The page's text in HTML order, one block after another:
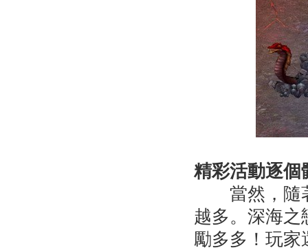
精彩活動逐個
當然，隨著
越多。深海之
勵多多！玩家